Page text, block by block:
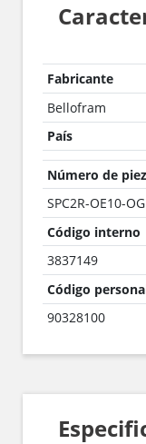
Fabricante
Bellofram
País
Número de
SPC2R-OE10-
Código interno
3837149
Código
90328100